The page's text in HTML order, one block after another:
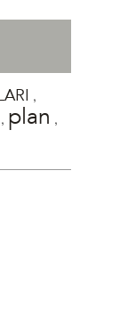
,
, plan ,